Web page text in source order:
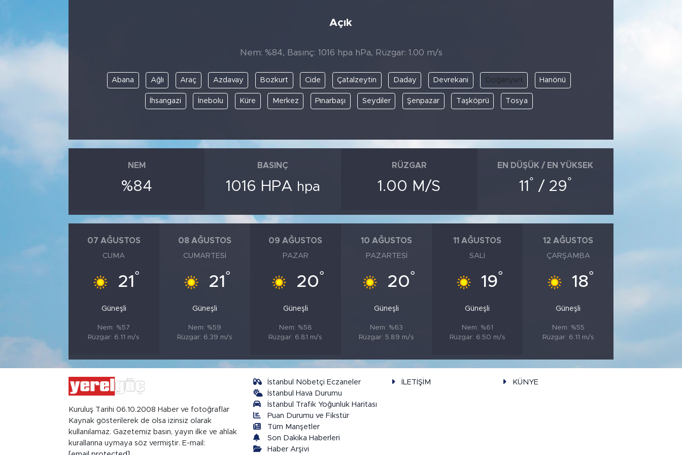
Açık
Nem: %84, Basınç: 1016 hpa hPa, Rüzgar: 1.00 m/s
Abana Ağlı Araç Azdavay Bozkurt Cide Çatalzeytin Daday Devrekani Doğanyurt Hanönü
İhsangazi İnebolu Küre Merkez Pınarbaşı Seydiler Şenpazar Taşköprü Tosya
NEM
%84
BASINÇ
1016 HPA hpa
RÜZGAR
1.00 M/S
EN DÜŞÜK / EN YÜKSEK
11 ° / 29°
07 AĞUSTOS
CUMA
21 °
Güneşli
Nem: %57
Rüzgar: 6.11 m/s
08 AĞUSTOS
CUMARTESI
21 °
Güneşli
Nem: %59
Rüzgar: 6.39 m/s
09 AĞUSTOS
PAZAR
20°
Güneşli
Nem: %58
Rüzgar: 6.81 m/s
10 AĞUSTOS
PAZARTESI
20°
Güneşli
Nem: %63
Rüzgar: 5.89 m/s
11 AĞUSTOS
SALI
19°
Güneşli
Nem: %61
Rüzgar: 6.50 m/s
12 AĞUSTOS
ÇARŞAMBA
18°
Güneşli
Nem: %55
Rüzgar: 6.11 m/s
Kuruluş Tarihi 06.10.2008 Haber ve fotoğraflar
Kaynak gösterilerek de olsa izinsiz olarak
kullanılamaz. Gazetemiz basın, yayın ilke ve ahlak
kurallarına uymaya söz vermiştir. E-mail:
İstanbul Nöbetçi Eczaneler
İstanbul Hava Durumu
İstanbul Trafik Yoğunluk Haritası
Puan Durumu ve Fikstür
Tüm Manşetler
Son Dakika Haberleri
Haber Arşivi
İLETİŞİM KÜNYE